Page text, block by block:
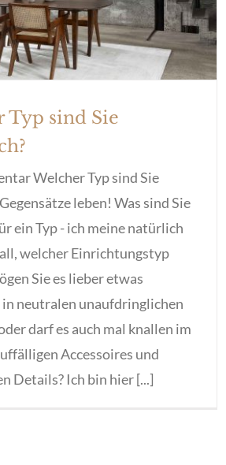
Typ sind Sie
Welcher Typ sind Sie
leben! Was sind Sie
ein Typ - ich meine natürlich
welcher Einrichtungstyp
Sie es lieber etwas
neutralen unaufdringlichen
darf es auch mal knallen im
Accessoires und
Details? Ich bin hier [...]